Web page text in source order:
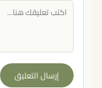
إرسال التعليق